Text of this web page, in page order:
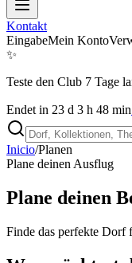
Kontakt
EingabeMein Konto
✨
Teste den Club 7 Tage
Endet in 23 d 3 h 48 min
Inicio/Planen
Plane deinen Ausflug
Plane deinen
Finde das perfekte Dorf